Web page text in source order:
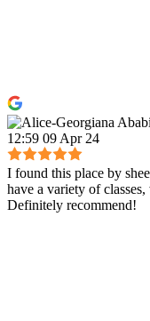
12:59 09 Apr 24
I found this place by
have a variety of
Definitely recommend!